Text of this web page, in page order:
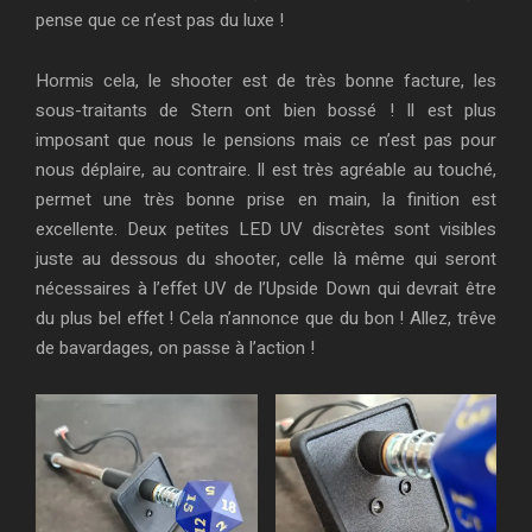
pense que ce n’est pas du luxe !
Hormis cela, le shooter est de très bonne facture, les
sous-traitants de Stern ont bien bossé ! Il est plus
imposant que nous le pensions mais ce n’est pas pour
nous déplaire, au contraire. Il est très agréable au touché,
permet une très bonne prise en main, la finition est
excellente. Deux petites LED UV discrètes sont visibles
juste au dessous du shooter, celle là même qui seront
nécessaires à l’effet UV de l’Upside Down qui devrait être
du plus bel effet ! Cela n’annonce que du bon ! Allez, trêve
de bavardages, on passe à l’action !